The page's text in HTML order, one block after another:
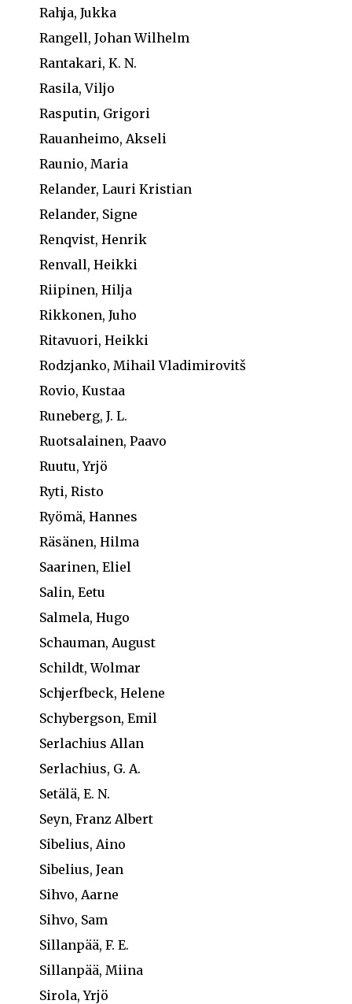
Rahja, Jukka
Rangell, Johan Wilhelm
Rantakari, K. N.
Rasila, Viljo
Rasputin, Grigori
Rauanheimo, Akseli
Raunio, Maria
Relander, Lauri Kristian
Relander, Signe
Renqvist, Henrik
Renvall, Heikki
Riipinen, Hilja
Rikkonen, Juho
Ritavuori, Heikki
Rodzjanko, Mihail Vladimirovitš
Rovio, Kustaa
Runeberg, J. L.
Ruotsalainen, Paavo
Ruutu, Yrjö
Ryti, Risto
Ryömä, Hannes
Räsänen, Hilma
Saarinen, Eliel
Salin, Eetu
Salmela, Hugo
Schauman, August
Schildt, Wolmar
Schjerfbeck, Helene
Schybergson, Emil
Serlachius Allan
Serlachius, G. A.
Setälä, E. N.
Seyn, Franz Albert
Sibelius, Aino
Sibelius, Jean
Sihvo, Aarne
Sihvo, Sam
Sillanpää, F. E.
Sillanpää, Miina
Sirola, Yrjö